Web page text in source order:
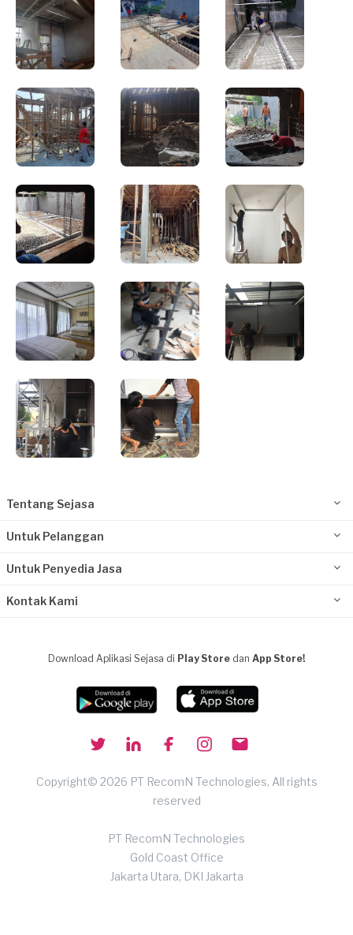
Tentang Sejasa
Untuk Pelanggan
Untuk Penyedia Jasa
Kontak Kami
Download Aplikasi Sejasa di Play Store dan App Store!
Copyright© 2026 PT RecomN Technologies, All rights
reserved
PT RecomN Technologies
Gold Coast Office
Jakarta Utara, DKI Jakarta